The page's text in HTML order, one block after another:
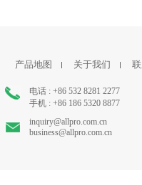
产品地图 关于我们
电话 : +86 532 8281 2277
手机 : +86 186 5320 8877
inquiry@allpro.com.cn
business@allpro.com.cn